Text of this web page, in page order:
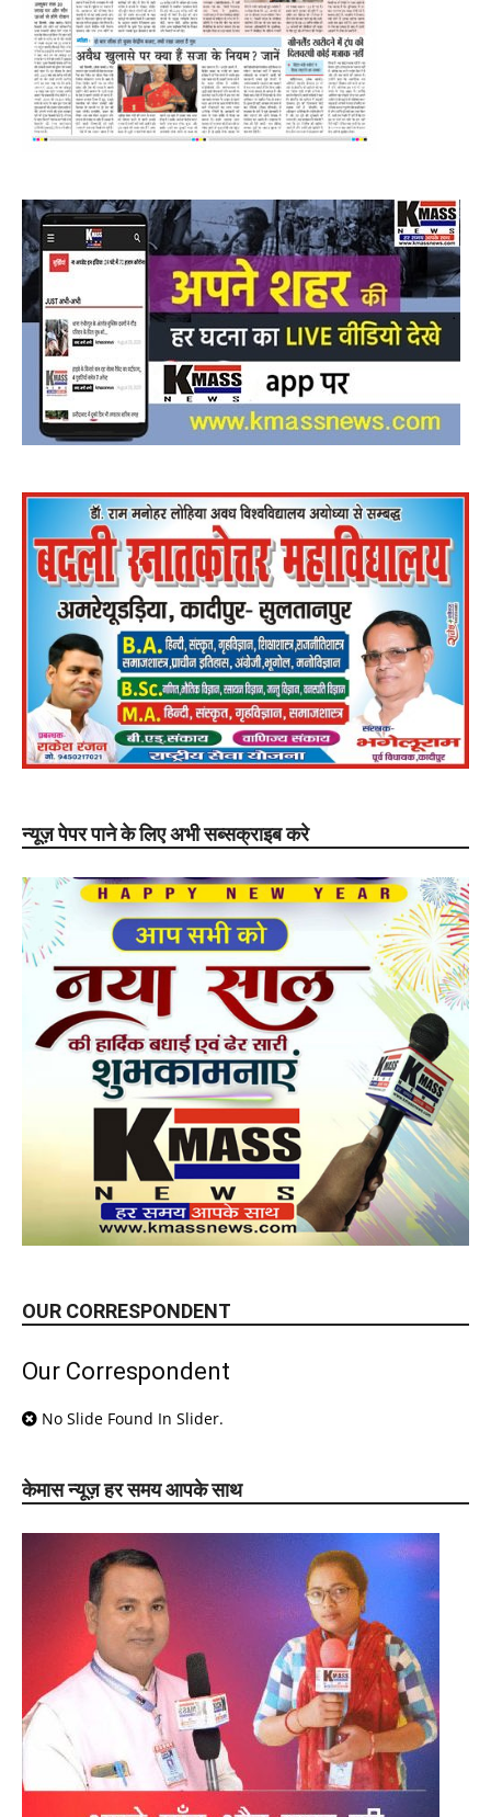
न्यूज़ पेपर पाने के लिए अभी सब्सक्राइब करे
OUR CORRESPONDENT
Our Correspondent
No Slide Found In Slider.
केमास न्यूज़ हर समय आपके साथ